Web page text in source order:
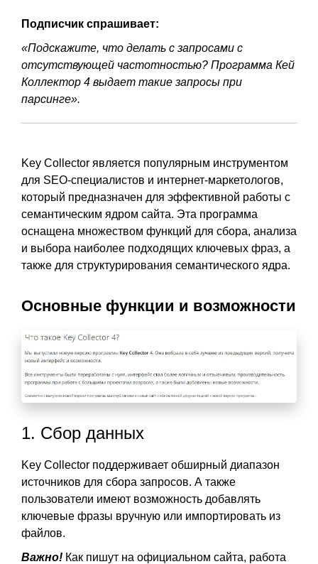
Подписчик спрашивает:
«Подскажите, что делать с запросами с
отсутствующей частотностью? Программа Кей
Коллектор 4 выдает такие запросы при
парсинге».
Key Collector является популярным инструментом
для SEO-специалистов и интернет-маркетологов,
который предназначен для эффективной работы с
семантическим ядром сайта. Эта программа
оснащена множеством функций для сбора, анализа
и выбора наиболее подходящих ключевых фраз, а
также для структурирования семантического ядра.
Основные функции и возможности
1. Сбор данных
Key Collector поддерживает обширный диапазон
источников для сбора запросов. А также
пользователи имеют возможность добавлять
ключевые фразы вручную или импортировать из
файлов.
Важно! Как пишут на официальном сайта, работа